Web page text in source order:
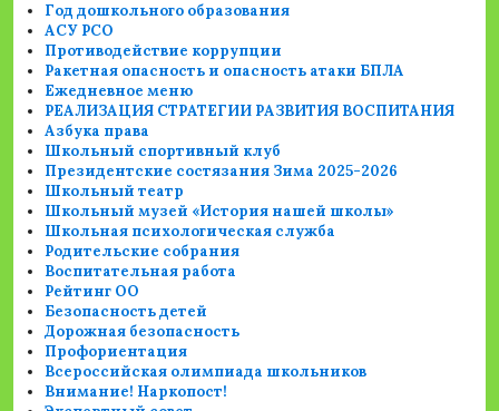
Год дошкольного образования
АСУ РСО
Противодействие коррупции
Ракетная опасность и опасность атаки БПЛА
Ежедневное меню
РЕАЛИЗАЦИЯ СТРАТЕГИИ РАЗВИТИЯ ВОСПИТАНИЯ
Азбука права
Школьный спортивный клуб
Президентские состязания Зима 2025-2026
Школьный театр
Школьный музей «История нашей школы»
Школьная психологическая служба
Родительские собрания
Воспитательная работа
Рейтинг ОО
Безопасность детей
Дорожная безопасность
Профориентация
Всероссийская олимпиада школьников
Внимание! Наркопост!